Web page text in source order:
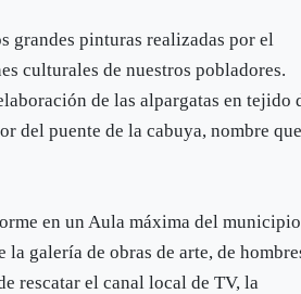
grandes pinturas realizadas por el
culturales de nuestros pobladores.
de las alpargatas en tejido
del puente de la cabuya, nombre
en un Aula máxima del
la galería de obras de arte, de
rescatar el canal local de TV, la